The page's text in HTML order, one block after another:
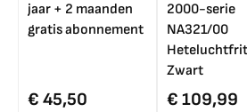
jaar + 2 maanden
gratis abonnement
€ 45,50
2000-serie
NA321/00
Zwart
€ 109,99